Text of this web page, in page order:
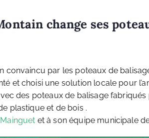
change ses
convaincu par les poteaux de
et choisi une solution locale pour
des poteaux de balisage
plastique et de bois .
et à son équipe municipale